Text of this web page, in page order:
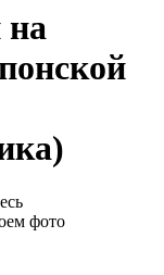
на
фото